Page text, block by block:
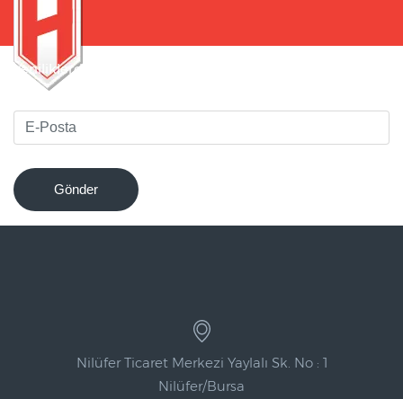
Yeniliklerden haberdar olmak için bültenimize kaydolun
Gönder
Nilüfer Ticaret Merkezi Yaylalı Sk. No : 1
Nilüfer/Bursa